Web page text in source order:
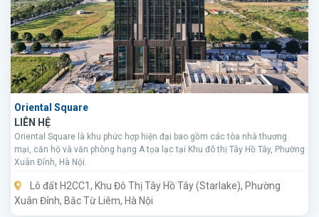
Oriental Square
LIÊN HỆ
Oriental Square là khu phức hợp hiện đại bao gồm các tòa nhà thương
mại, căn hộ và văn phòng hạng A tọa lạc tại Khu đô thị Tây Hồ Tây, Phường
Xuân Đỉnh, Hà Nội.
Lô đất H2CC1, Khu Đô Thị Tây Hồ Tây (Starlake), Phường
Xuân Đỉnh, Bắc Từ Liêm, Hà Nội